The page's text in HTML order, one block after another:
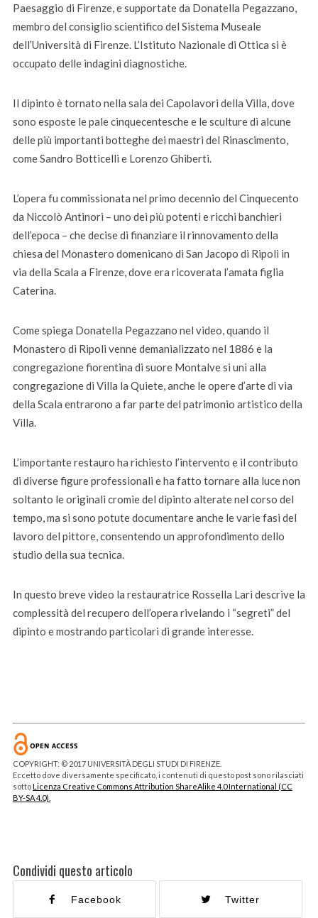
Paesaggio di Firenze, e supportate da Donatella Pegazzano,
membro del consiglio scientifico del Sistema Museale
dell’Università di Firenze. L’Istituto Nazionale di Ottica si è
occupato delle indagini diagnostiche.
Il dipinto è tornato nella sala dei Capolavori della Villa, dove
sono esposte le pale cinquecentesche e le sculture di alcune
delle più importanti botteghe dei maestri del Rinascimento,
come Sandro Botticelli e Lorenzo Ghiberti.
L’opera fu commissionata nel primo decennio del Cinquecento
da Niccolò Antinori – uno dei più potenti e ricchi banchieri
dell’epoca – che decise di finanziare il rinnovamento della
chiesa del Monastero domenicano di San Jacopo di Ripoli in
via della Scala a Firenze, dove era ricoverata l’amata figlia
Caterina.
Come spiega Donatella Pegazzano nel video, quando il
Monastero di Ripoli venne demanializzato nel 1886 e la
congregazione fiorentina di suore Montalve si unì alla
congregazione di Villa la Quiete, anche le opere d’arte di via
della Scala entrarono a far parte del patrimonio artistico della
Villa.
L’importante restauro ha richiesto l’intervento e il contributo
di diverse figure professionali e ha fatto tornare alla luce non
soltanto le originali cromìe del dipinto alterate nel corso del
tempo, ma si sono potute documentare anche le varie fasi del
lavoro del pittore, consentendo un approfondimento dello
studio della sua tecnica.
In questo breve video la restauratrice Rossella Lari descrive la
complessità del recupero dell’opera rivelando i “segreti” del
dipinto e mostrando particolari di grande interesse.
COPYRIGHT: © 2017 UNIVERSITÀ DEGLI STUDI DI FIRENZE.
Eccetto dove diversamente specificato, i contenuti di questo post sono rilasciati
sottoLicenza Creative Commons Attribution ShareAlike 4.0 International (CC
BY-SA 4.0).
Condividi questo articolo
Facebook Twitter